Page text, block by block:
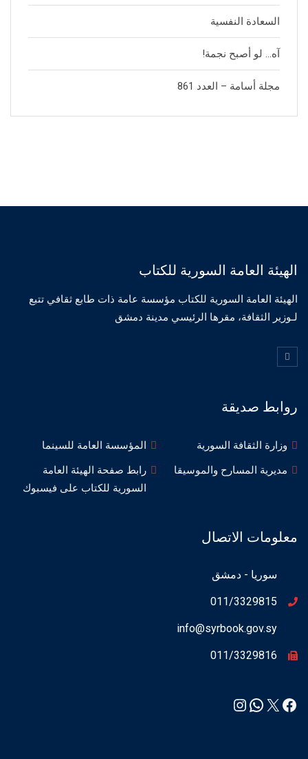
السعادة النفسية
آه… لو أصبح نجمة!
مجلة أسامة – العدد 861
الهيئة العامة السورية للكتاب
الهيئة العامة السورية للكتاب مؤسسة عامة ذات طابع ثقافي تتبع
لـوزير الثقافة، مقرها الرئيسي مدينة دمشق
روابط صديقة
وزارة الثقافة السورية
المؤسسة العامة للسينما
مديرية المسارح والموسيقا
رابط صفحة الهيئة العامة
السورية للكتاب على فيسبوك
معلومات الاتصال
سوريا - دمشق
011/3329815
info@syrbook.gov.sy
011/3329816
Facebook
X
WhatsApp